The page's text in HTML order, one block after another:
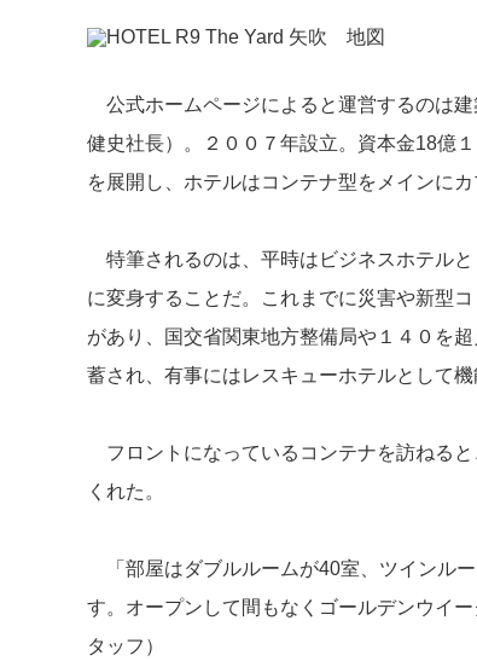
公式ホームページによると運営するのは
健史社長）。２００７年設立。資本金18億
を展開し、ホテルはコンテナ型をメインに
特筆されるのは、平時はビジネスホテルと
に変身することだ。これまでに災害や新型
があり、国交省関東地方整備局や１４０を
蓄され、有事にはレスキューホテルとして機
フロントになっているコンテナを訪ねる
くれた。
「部屋はダブルルームが40室、ツインル
す。オープンして間もなくゴールデンウイ
タッフ）